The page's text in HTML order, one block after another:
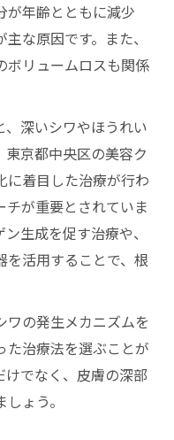
時にケアする秘訣
ワ治療の選択肢
施術方法まとめ
善の美容医療とは
るみ治療の流れ
イムを比較検証
比較ポイント
選ぶたるみ対策
シワ治療比較法
療の費用と効果
パランキング活用
治療のコツ
シワ対策法とは
最新美容施術法
が年齢とともに減少
な原因です。また、
ボリュームロスも関係
、深いシワやほうれい
京都中央区の美容ク
に着目した治療が行わ
が重要とされていま
生成を促す治療や、
を活用することで、根
ワの発生メカニズムを
た治療法を選ぶことが
でなく、皮膚の深部
ょう。